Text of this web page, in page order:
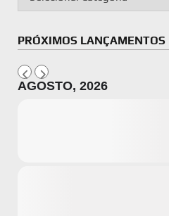
PRÓXIMOS LANÇAMENTOS
AGOSTO, 2026